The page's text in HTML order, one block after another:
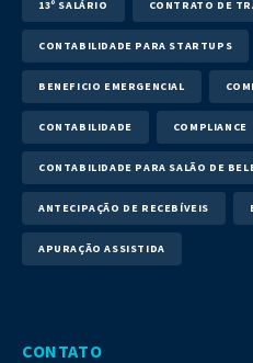
13º SALÁRIO CONTRATO DE
CONTABILIDADE PARA STARTUPS
BENEFICIO EMERGENCIAL
CONTABILIDADE COMPLIANCE
CONTABILIDADE PARA SALÃO DE
ANTECIPAÇÃO DE RECEBÍVEIS
APURAÇÃO ASSISTIDA
CONTATO